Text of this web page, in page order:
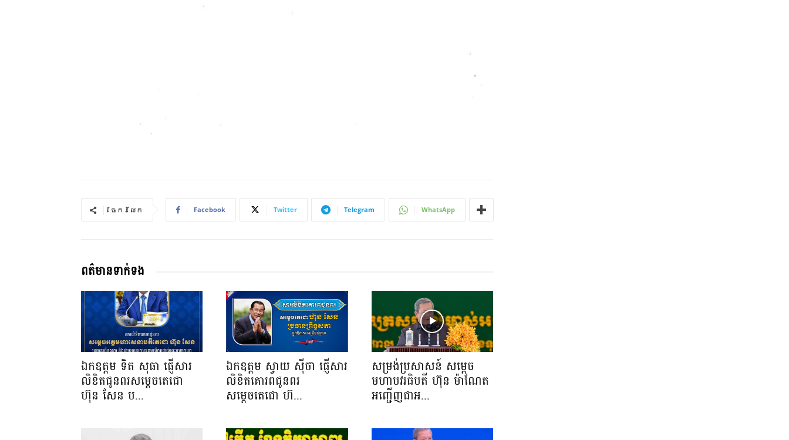
ចែករំលែក Facebook Twitter Telegram WhatsApp
ពត៌មានទាក់ទង
ឯកឧត្តម ទិត សុធា ផ្ញើសារ
លិខិតជូនពរសម្តេចតេជោ
ហ៊ុន សែន ប...
ឯកឧត្តម ស្វាយ ស៊ីថា ផ្ញើសារ
លិខិតគោរពជូនពរ
សម្ដេចតេជោ ហ៊...
សម្រង់ប្រសាសន៍ សម្ដេច
មហាបវរធិបតី ហ៊ុន ម៉ាណែត
អញ្ជើញជាអ...